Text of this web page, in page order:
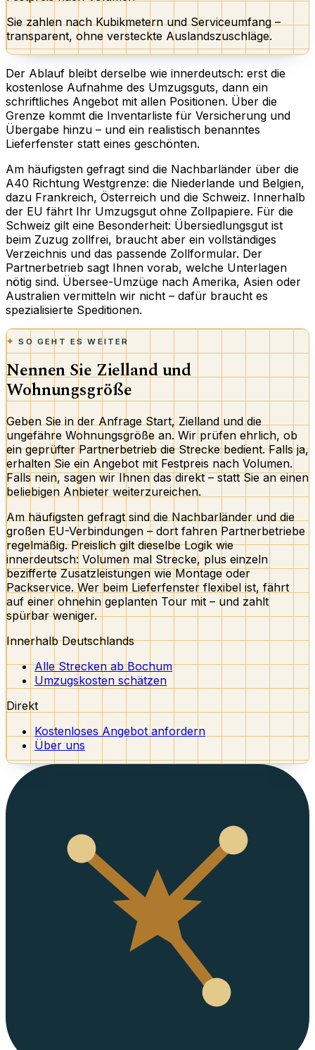
Sie zahlen nach Kubikmetern und Serviceumfang –
transparent, ohne versteckte Auslandszuschläge.
Der Ablauf bleibt derselbe wie innerdeutsch: erst die
kostenlose Aufnahme des Umzugsguts, dann ein
schriftliches Angebot mit allen Positionen. Über die
Grenze kommt die Inventarliste für Versicherung und
Übergabe hinzu – und ein realistisch benanntes
Lieferfenster statt eines geschönten.
Am häufigsten gefragt sind die Nachbarländer über die
A40 Richtung Westgrenze: die Niederlande und Belgien,
dazu Frankreich, Österreich und die Schweiz. Innerhalb
der EU fährt Ihr Umzugsgut ohne Zollpapiere. Für die
Schweiz gilt eine Besonderheit: Übersiedlungsgut ist
beim Zuzug zollfrei, braucht aber ein vollständiges
Verzeichnis und das passende Zollformular. Der
Partnerbetrieb sagt Ihnen vorab, welche Unterlagen
nötig sind. Übersee-Umzüge nach Amerika, Asien oder
Australien vermitteln wir nicht – dafür braucht es
spezialisierte Speditionen.
SO GEHT ES WEITER
Nennen Sie Zielland und
Wohnungsgröße
Geben Sie in der Anfrage Start, Zielland und die
ungefähre Wohnungsgröße an. Wir prüfen ehrlich, ob
ein geprüfter Partnerbetrieb die Strecke bedient. Falls ja,
erhalten Sie ein Angebot mit Festpreis nach Volumen.
Falls nein, sagen wir Ihnen das direkt – statt Sie an einen
beliebigen Anbieter weiterzureichen.
Am häufigsten gefragt sind die Nachbarländer und die
großen EU-Verbindungen – dort fahren Partnerbetriebe
regelmäßig. Preislich gilt dieselbe Logik wie
innerdeutsch: Volumen mal Strecke, plus einzeln
bezifferte Zusatzleistungen wie Montage oder
Packservice. Wer beim Lieferfenster flexibel ist, fährt
auf einer ohnehin geplanten Tour mit – und zahlt
spürbar weniger.
Innerhalb Deutschlands
Alle Strecken ab Bochum
Umzugskosten schätzen
Direkt
Kostenloses Angebot anfordern
Über uns